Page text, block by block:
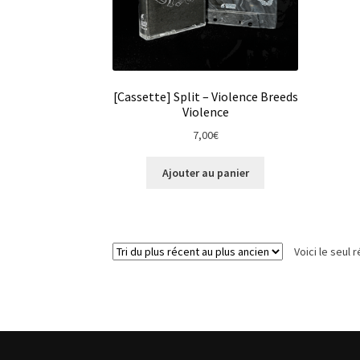
[Cassette] Split – Violence Breeds
Violence
7,00€
Ajouter au panier
Voici le seul